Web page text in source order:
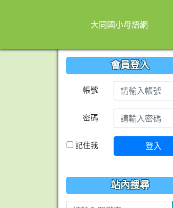
大同國小母語網
會員登入
帳號
密碼
記住我 登入
站內搜尋